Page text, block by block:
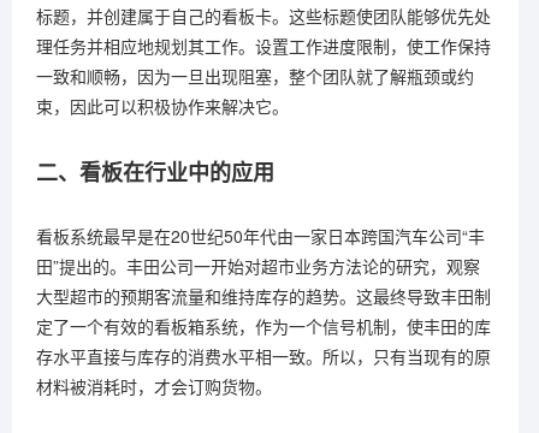
标题，并创建属于自己的看板卡。这些标题使团队能够优先处
理任务并相应地规划其工作。设置工作进度限制，使工作保持
一致和顺畅，因为一旦出现阻塞，整个团队就了解瓶颈或约
束，因此可以积极协作来解决它。
二、看板在行业中的应用
看板系统最早是在20世纪50年代由一家日本跨国汽车公司“丰
田”提出的。丰田公司一开始对超市业务方法论的研究，观察
大型超市的预期客流量和维持库存的趋势。这最终导致丰田制
定了一个有效的看板箱系统，作为一个信号机制，使丰田的库
存水平直接与库存的消费水平相一致。所以，只有当现有的原
材料被消耗时，才会订购货物。